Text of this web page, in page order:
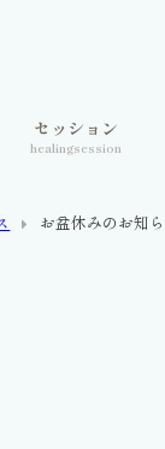
セッション
healingsession
お盆休みのお知